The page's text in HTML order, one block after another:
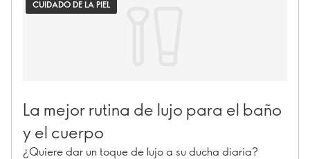
CUIDADO DE LA PIEL
La mejor rutina de lujo para el baño
y el cuerpo
¿Quiere dar un toque de lujo a su ducha diaria?